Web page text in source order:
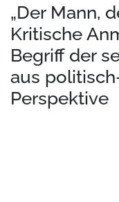
„Der Mann,
Kritische
Begriff der
aus
Perspektive